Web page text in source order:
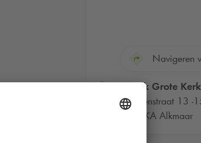
Navigeren
Q-ParkGrote Kerk
Bagijnenstraat 13 -
1811 KA Alkmaar